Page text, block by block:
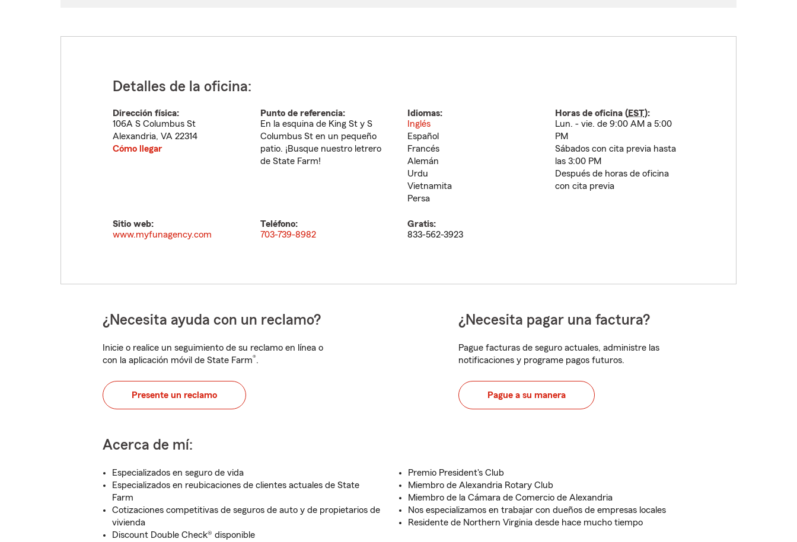
Detalles de la oficina:
Dirección física:
106A S Columbus St
Alexandria, VA 22314
Cómo llegar
Punto de referencia:
En la esquina de King St y S
Columbus St en un pequeño
patio. ¡Busque nuestro letrero
de State Farm!
Idiomas:
Inglés
Español
Francés
Alemán
Urdu
Vietnamita
Persa
Horas de oficina (EST):
Lun. - vie. de 9:00 AM a 5:00
PM
Sábados con cita previa hasta
las 3:00 PM
Después de horas de oficina
con cita previa
Sitio web:
www.myfunagency.com
Teléfono:
703-739-8982
Gratis:
833-562-3923
¿Necesita ayuda con un reclamo?
Inicie o realice un seguimiento de su reclamo en línea o
con la aplicación móvil de State Farm®.
Presente un reclamo
¿Necesita pagar una factura?
Pague facturas de seguro actuales, administre las
notificaciones y programe pagos futuros.
Pague a su manera
Acerca de mí:
Especializados en seguro de vida
Especializados en reubicaciones de clientes actuales de State
Farm
Cotizaciones competitivas de seguros de auto y de propietarios de
vivienda
Discount Double Check® disponible
Premio President's Club
Miembro de Alexandria Rotary Club
Miembro de la Cámara de Comercio de Alexandria
Nos especializamos en trabajar con dueños de empresas locales
Residente de Northern Virginia desde hace mucho tiempo